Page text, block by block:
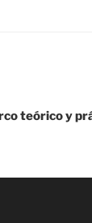
teórico y